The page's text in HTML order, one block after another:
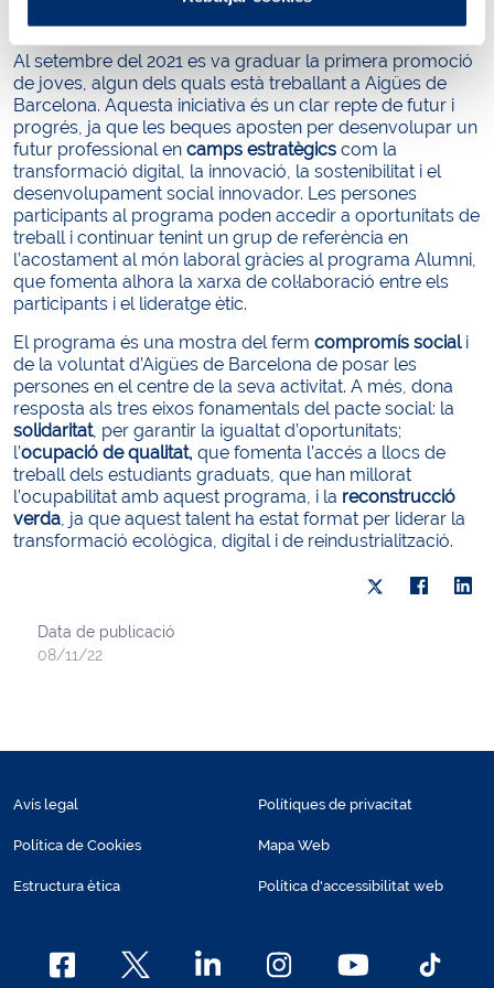
competències transversals i l’acostament al món laboral.
Al setembre del 2021 es va graduar la primera promoció
de joves, algun dels quals està treballant a Aigües de
Barcelona. Aquesta iniciativa és un clar repte de futur i
progrés, ja que les beques aposten per desenvolupar un
futur professional en camps estratègics com la
transformació digital, la innovació, la sostenibilitat i el
desenvolupament social innovador. Les persones
participants al programa poden accedir a oportunitats de
treball i continuar tenint un grup de referència en
l’acostament al món laboral gràcies al programa Alumni,
que fomenta alhora la xarxa de col·laboració entre els
participants i el lideratge ètic.
El programa és una mostra del ferm compromís sociali
de la voluntat d’Aigües de Barcelona de posar les
persones en el centre de la seva activitat. A més, dona
resposta als tres eixos fonamentals del pacte social: la
solidaritat, per garantir la igualtat d’oportunitats;
l’ocupació de qualitat, que fomenta l’accés a llocs de
treball dels estudiants graduats, que han millorat
l’ocupabilitat amb aquest programa, i la reconstrucció
verda, ja que aquest talent ha estat format per liderar la
transformació ecològica, digital i de reindustrialització.
Data de publicació
08/11/22
Avís legal
Política de Cookies
Estructura ètica
Polítiques de privacitat
Mapa Web
Política d'accessibilitat web